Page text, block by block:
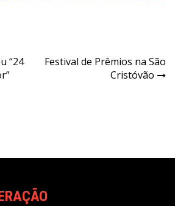
“24
Festival de Prêmios na São
Cristóvão